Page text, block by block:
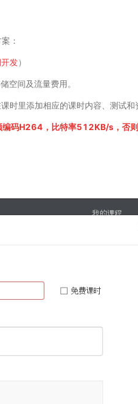
：
发）
空间及流量费用。
时里添加相应的课时内容、测试和
码H264，比特率512KB/s，否